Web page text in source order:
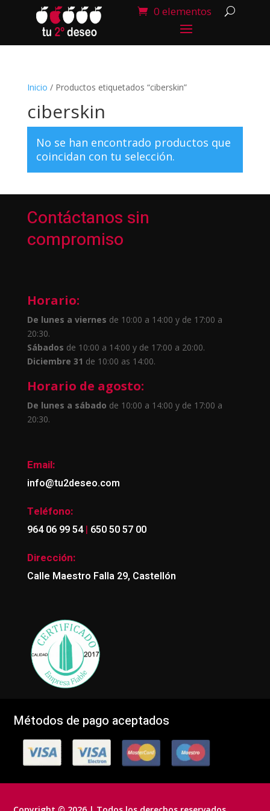
0 elementos
Inicio / Productos etiquetados “ciberskin”
ciberskin
No se han encontrado productos que
coincidan con tu selección.
Contáctanos sin
compromiso
Horario:
De lunes a viernes de 10:00 a 14:00 y de 17:00 a
20:30.
Sábados de 10:00 a 14:00 y de 17:00 a 20:00.
Diciembre 31 de 10:00 as 14:00.
Horario de agosto:
De lunes a sábado de 10:00 a 14:00 y de 17:00 a
20:30.
Email:
info@tu2deseo.com
Teléfono:
964 06 99 54| 650 50 57 00
Dirección:
Calle Maestro Falla 29, Castellón
Métodos de pago aceptados